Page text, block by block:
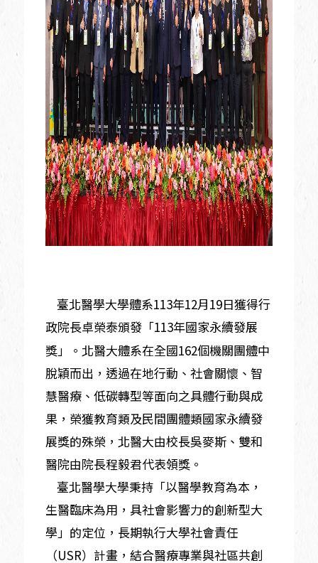
臺北醫學大學體系113年12月19日獲得行
政院長卓榮泰頒發「113年國家永續發展
獎」。北醫大體系在全國162個機關團體中
脫穎而出，透過在地行動、社會關懷、智
慧醫療、低碳轉型等面向之具體行動與成
果，榮獲教育類及民間團體類國家永續發
展獎的殊榮，北醫大由校長吳麥斯、雙和
醫院由院長程毅君代表領獎。
臺北醫學大學秉持「以醫學教育為本，
生醫臨床為用，具社會影響力的創新型大
學」的定位，長期執行大學社會責任
（USR）計畫，結合醫療專業與社區共創